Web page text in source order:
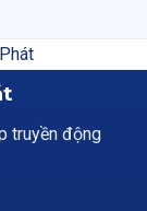
truyền động